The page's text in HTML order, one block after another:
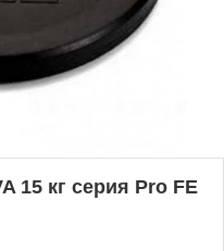
15 кг серия Pro FЕ